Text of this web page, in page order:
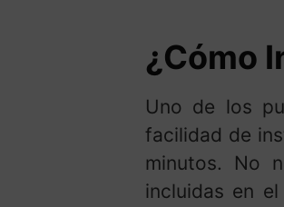
¿Cómo
Uno de los
facilidad de
minutos. No
incluidas en